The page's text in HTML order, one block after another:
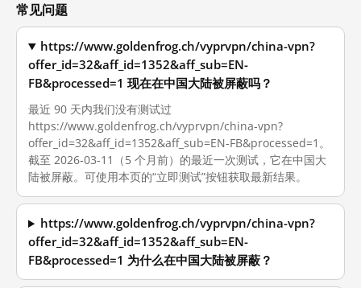
常见问题
https://www.goldenfrog.ch/vyprvpn/china-vpn?
offer_id=32&aff_id=1352&aff_sub=EN-
FB&processed=1 现在在中国大陆被屏蔽吗？
最近 90 天内我们没有测试过
https://www.goldenfrog.ch/vyprvpn/china-vpn?
offer_id=32&aff_id=1352&aff_sub=EN-FB&processed=1。
截至 2026-03-11（5 个月前）的最近一次测试，它在中国大
陆被屏蔽。可使用本页的“立即测试”按钮获取最新结果。
https://www.goldenfrog.ch/vyprvpn/china-vpn?
offer_id=32&aff_id=1352&aff_sub=EN-
FB&processed=1 为什么在中国大陆被屏蔽？